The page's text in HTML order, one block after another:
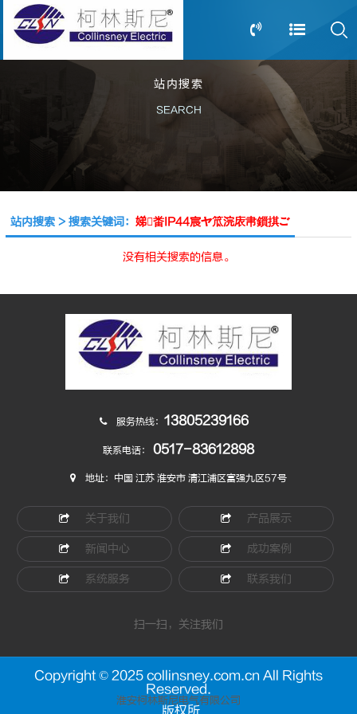
站内搜索
SEARCH
13805239166
0517-83612898
站内搜索 > 搜索关键词： 娣畨IP44宸ヤ笟浣庡帇鎻掑ご
没有相关搜索的信息。
服务热线： 13805239166
联系电话： 0517-83612898
地址：中国 江苏 淮安市 清江浦区富强九区57号
关于我们 产品展示
新闻中心 成功案例
系统服务 联系我们
扫一扫，关注我们
Copyright © 2025 collinsney.com.cn All Rights
Reserved.
淮安柯林斯尼电气有限公司
版权所